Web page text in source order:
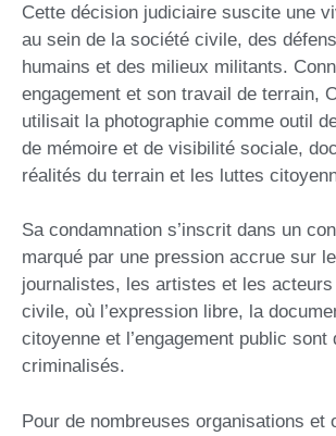
Cette décision judiciaire suscite une
au sein de la société civile, des
humains et des milieux militants.
engagement et son travail de terrain,
utilisait la photographie comme outil
de mémoire et de visibilité sociale,
réalités du terrain et les luttes
Sa condamnation s’inscrit dans un
marqué par une pression accrue sur
journalistes, les artistes et les
civile, où l’expression libre, la
citoyenne et l’engagement public sont
criminalisés.
Pour de nombreuses organisations et